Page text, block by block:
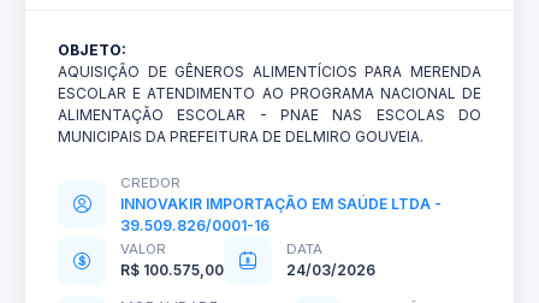
OBJETO:
AQUISIÇÃO DE GÊNEROS ALIMENTÍCIOS PARA MERENDA
ESCOLAR E ATENDIMENTO AO PROGRAMA NACIONAL DE
ALIMENTAÇÃO ESCOLAR - PNAE NAS ESCOLAS DO
MUNICIPAIS DA PREFEITURA DE DELMIRO GOUVEIA.
CREDOR
INNOVAKIR IMPORTAÇÃO EM SAÚDE LTDA -
39.509.826/0001-16
VALOR
R$ 100.575,00
DATA
24/03/2026